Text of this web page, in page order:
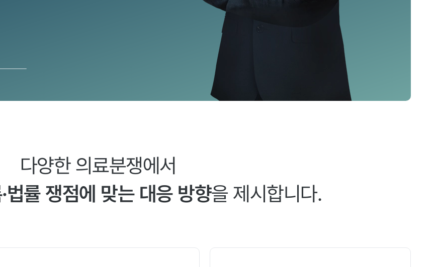
다양한 의료분쟁에서
법률 쟁점에 맞는 대응 방향을 제시합니다.